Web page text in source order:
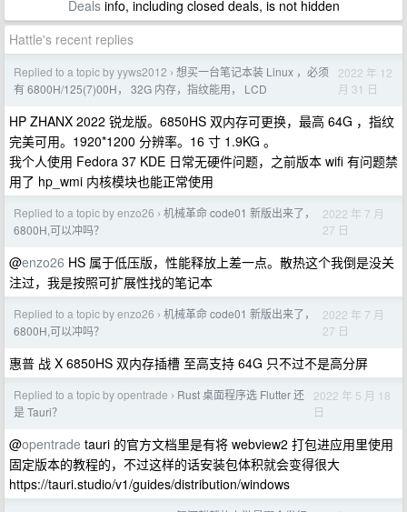
Dealsinfo, including closed deals, is not hidden
Hattle's recent replies
Replied to a topic by yyws2012 › 想买一台笔记本装 Linux ，必须
有 6800H/125(7)00H， 32G 内存，指纹能用， LCD
2022 年 12
月 31 日
HP ZHANX 2022 锐龙版。6850HS 双内存可更换，最高 64G ，指纹
完美可用。1920*1200 分辨率。16 寸 1.9KG 。
我个人使用 Fedora 37 KDE 日常无硬件问题，之前版本 wifi 有问题禁
用了 hp_wmi 内核模块也能正常使用
Replied to a topic by enzo26 › 机械革命 code01 新版出来了，
6800H,可以冲吗？
2022 年 7 月
27 日
@enzo26 HS 属于低压版，性能释放上差一点。散热这个我倒是没关
注过，我是按照可扩展性找的笔记本
Replied to a topic by enzo26 › 机械革命 code01 新版出来了，
6800H,可以冲吗？
2022 年 7 月
27 日
惠普 战 X 6850HS 双内存插槽 至高支持 64G 只不过不是高分屏
Replied to a topic by opentrade › Rust 桌面程序选 Flutter 还
是 Tauri？
2022 年 5 月 18
日
@opentrade tauri 的官方文档里是有将 webview2 打包进应用里使用
固定版本的教程的，不过这样的话安装包体积就会变得很大
https://tauri.studio/v1/guides/distribution/windows